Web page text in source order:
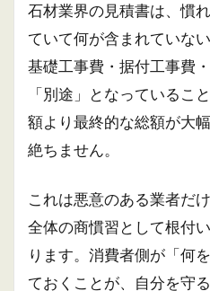
石材業界の見積書は、慣
ていて何が含まれていな
基礎工事費・据付工事費
「別途」となっているこ
額より最終的な総額が大
絶ちません。
これは悪意のある業者だ
全体の商慣習として根付
ります。消費者側が「何
ておくことが、自分を守